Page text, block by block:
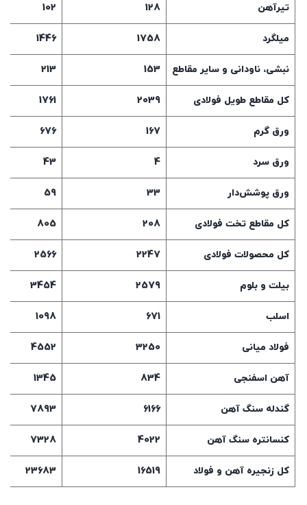
تیرآهن 128
102
میلگرد 1758
1446
نبشی، ناودانی و سایر مقاطع 153
213
کل مقاطع طویل فولادی 2039
1761
ورق گرم 167
676
ورق سرد 4
43
ورق پوشش‌دار 33
59
کل مقاطع تخت فولادی 208
805
کل محصولات فولادی 2247
2566
بیلت و بلوم 2579
3454
اسلب 671
1098
فولاد میانی 3250
4552
آهن اسفنجی 834
1345
گندله سنگ آهن 6166
7893
کنسانتره سنگ آهن 4022
7328
کل زنجیره آهن و فولاد 16519
23683